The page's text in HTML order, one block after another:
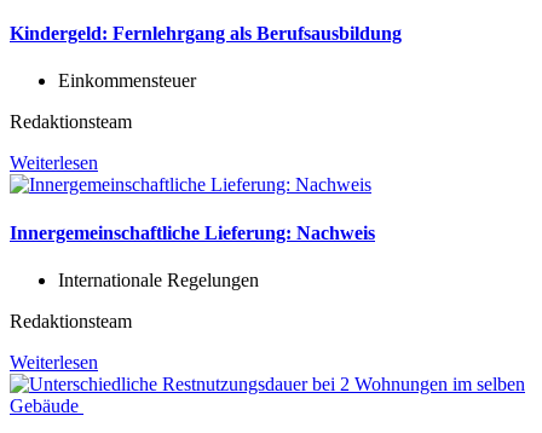
Kindergeld: Fernlehrgang als Berufsausbildung
Einkommensteuer
Redaktionsteam
Weiterlesen
Innergemeinschaftliche Lieferung: Nachweis
Internationale Regelungen
Redaktionsteam
Weiterlesen